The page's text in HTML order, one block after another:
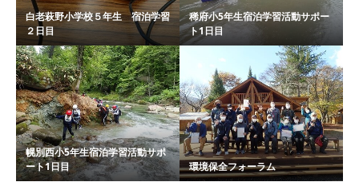
白老萩野小学校５年生 宿泊学習
２日目
稀府小5年生宿泊学習活動サポー
ト1日目
幌別西小5年生宿泊学習活動サポ
ート1日目
環境保全フォーラム